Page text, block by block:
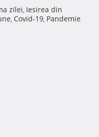
zilei, Iesirea din
, Covid-19, Pandemie